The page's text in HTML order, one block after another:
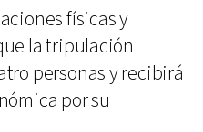
físicas y
la tripulación
personas y recibirá
por su